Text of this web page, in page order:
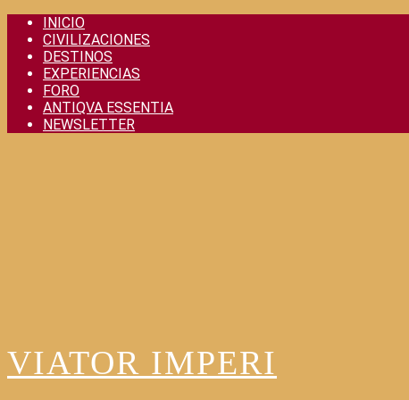
Skip
content
INICIO
CIVILIZACIONES
DESTINOS
EXPERIENCIAS
FORO
ANTIQVA ESSENTIA
NEWSLETTER
VIATOR IMPERI